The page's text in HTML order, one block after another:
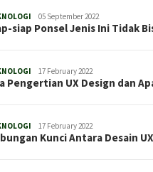
05 September 2022
siap Ponsel Jenis Ini Tidak
17 February 2022
Pengertian UX Design dan
17 February 2022
Kunci Antara Desain